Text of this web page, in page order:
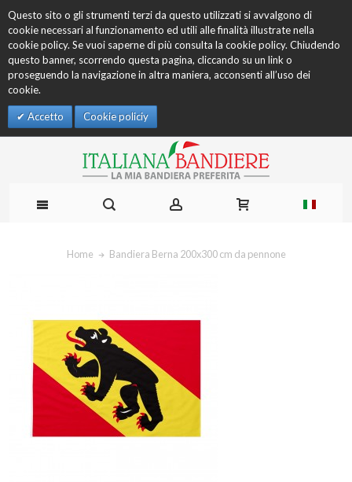
Questo sito o gli strumenti terzi da questo utilizzati si avvalgono di
cookie necessari al funzionamento ed utili alle finalità illustrate nella
cookie policy. Se vuoi saperne di più consulta la cookie policy. Chiudendo
questo banner, scorrendo questa pagina, cliccando su un link o
proseguendo la navigazione in altra maniera, acconsenti all’uso dei
cookie.
Accetto Cookie policiy
Home Bandiera Berna 200x300 cm da pennone